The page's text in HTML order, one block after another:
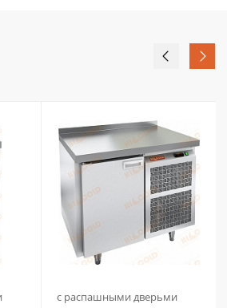
с распашными дверьми